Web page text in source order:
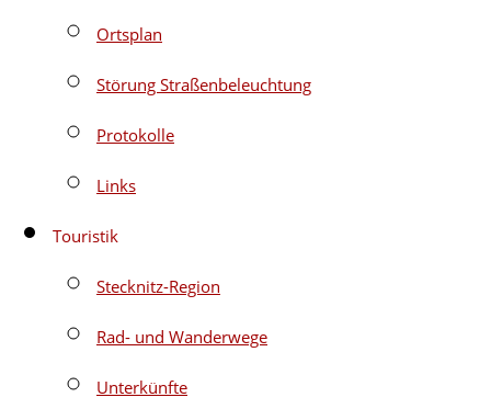
Ortsplan
Störung Straßenbeleuchtung
Protokolle
Links
Touristik
Stecknitz-Region
Rad- und Wanderwege
Unterkünfte